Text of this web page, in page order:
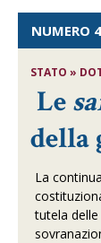
NUMERO 4
STATO »
Le
della
La
tutela